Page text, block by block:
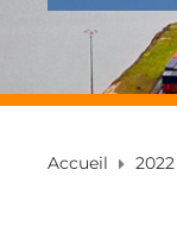
Accueil 2022